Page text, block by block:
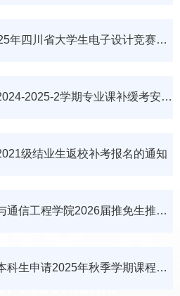
世强硬创杯2025年四川省大学生电子设计竞赛测试评审工作在我校圆满落幕
关于信通学院2024-2025-2学期专业课补缓考安排的通知（含2021级结业生返校补考）
级结业生返校补考报名的通知
关于公布信息与通信工程学院2026届推免生推荐工作智育成绩计算和科创成果类加分细则的通知
关于开展优秀本科生申请2025年秋季学期课程免听或免修的通知